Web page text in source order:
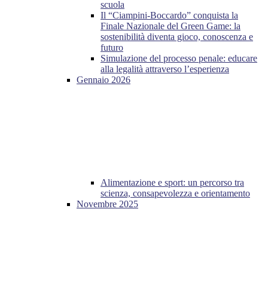
scuola
Il “Ciampini-Boccardo” conquista la
Finale Nazionale del Green Game: la
sostenibilità diventa gioco, conoscenza e
futuro
Simulazione del processo penale: educare
alla legalità attraverso l’esperienza
Gennaio 2026
Alimentazione e sport: un percorso tra
scienza, consapevolezza e orientamento
Novembre 2025